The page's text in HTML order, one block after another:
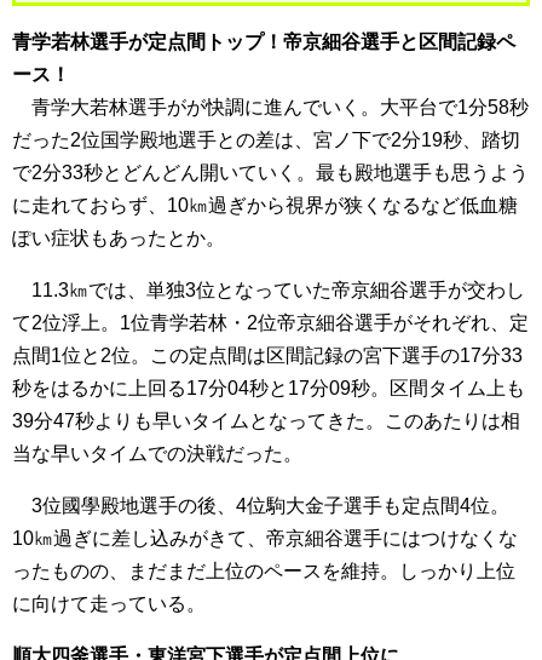
青学若林選手が定点間トップ！帝京細谷選手と区間記録ペ
ース！
青学大若林選手がが快調に進んでいく。大平台で1分58秒
だった2位国学殿地選手との差は、宮ノ下で2分19秒、踏切
で2分33秒とどんどん開いていく。最も殿地選手も思うよう
に走れておらず、10㎞過ぎから視界が狭くなるなど低血糖
ぽい症状もあったとか。
11.3㎞では、単独3位となっていた帝京細谷選手が交わし
て2位浮上。1位青学若林・2位帝京細谷選手がそれぞれ、定
点間1位と2位。この定点間は区間記録の宮下選手の17分33
秒をはるかに上回る17分04秒と17分09秒。区間タイム上も
39分47秒よりも早いタイムとなってきた。このあたりは相
当な早いタイムでの決戦だった。
3位國學殿地選手の後、4位駒大金子選手も定点間4位。
10㎞過ぎに差し込みがきて、帝京細谷選手にはつけなくな
ったものの、まだまだ上位のペースを維持。しっかり上位
に向けて走っている。
順大四釜選手・東洋宮下選手が定点間上位に